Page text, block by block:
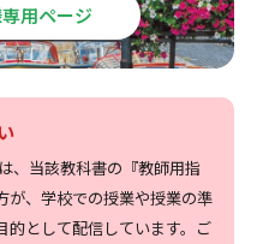
用ページ
、当該教科書の『教師用指
が、学校での授業や授業の準
的として配信しています。ご